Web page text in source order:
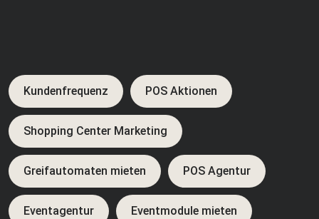
Kundenfrequenz POS Aktionen
Shopping Center Marketing
Greifautomaten mieten POS Agentur
Eventagentur Eventmodule mieten